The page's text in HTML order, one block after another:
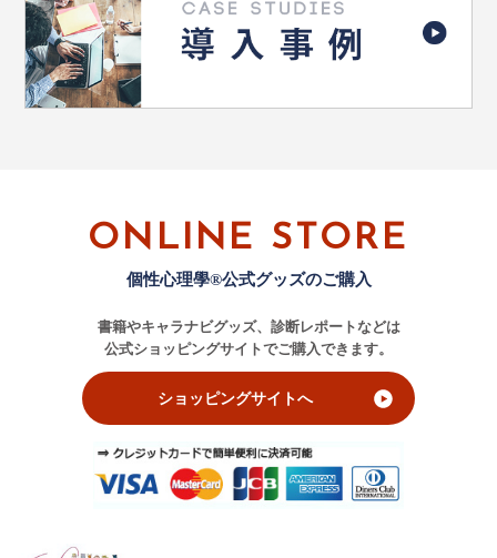
ONLINE STORE
個性心理學®公式グッズのご購入
書籍やキャラナビグッズ、診断レポートなどは
公式ショッピングサイトでご購入できます。
ショッピングサイトへ